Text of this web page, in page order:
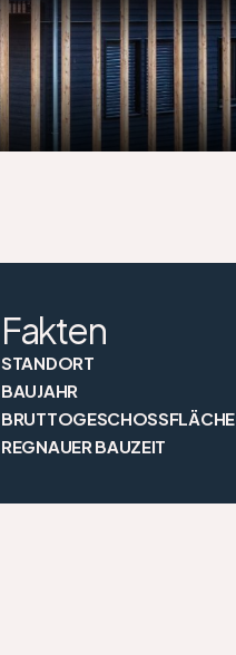
Fakten
STANDORT
BAUJAHR
BRUTTOGESCHOSSFLÄCHE
REGNAUER BAUZEIT